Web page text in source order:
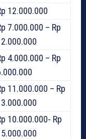
12.000.000
7.000.000 – Rp
4.000.000 – Rp
11.000.000 – Rp
10.000.000- Rp